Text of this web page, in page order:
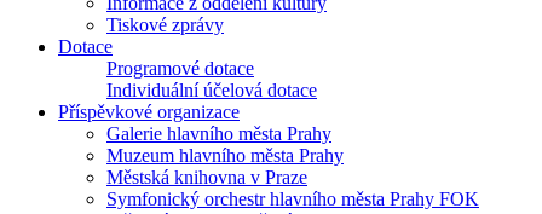
Tiskové zprávy
Dotace
Programové dotace
Individuální účelová dotace
Příspěvkové organizace
Galerie hlavního města Prahy
Muzeum hlavního města Prahy
Městská knihovna v Praze
Symfonický orchestr hlavního města Prahy FOK